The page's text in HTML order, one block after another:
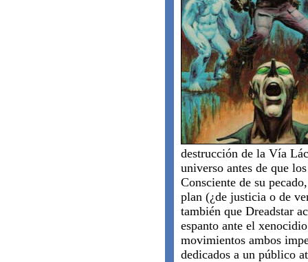
destrucción de la Vía
universo antes de que
Consciente de su
plan (¿de justicia o de
también que Dreadstar
espanto ante el
movimientos ambos
dedicados a un público